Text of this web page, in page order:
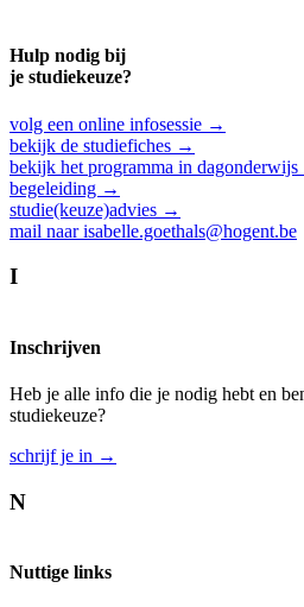
Hulp nodig bij
je studiekeuze?
volg een online infosessie →
bekijk de studiefiches →
bekijk het programma in
begeleiding →
studie(keuze)advies →
mail naar isabelle.goethals@hogent.be
I
Inschrijven
Heb je alle info die je nodig hebt en
studiekeuze?
schrijf je in →
N
Nuttige links